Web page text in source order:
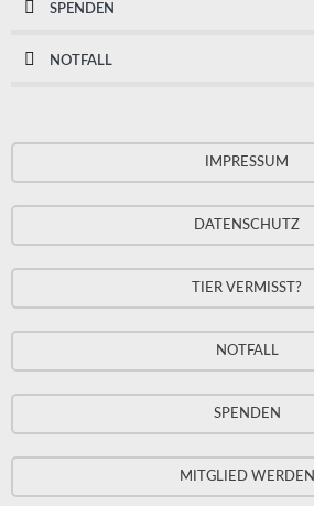
SPENDEN
NOTFALL
IMPRESSUM
DATENSCHUTZ
TIER VERMISST?
NOTFALL
SPENDEN
MITGLIED WERDEN